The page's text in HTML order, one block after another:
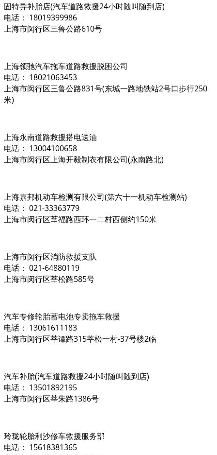
固特异补胎店(汽车道路救援24小时随叫随到店)
电话： 18019399986
上海市闵行区三鲁公路610号
上海领驰汽车拖车道路救援脱困公司
电话： 18021063453
上海市闵行区三鲁公路831号(东城一路地铁站2号口步行250
米)
上海永南道路救援搭电送油
电话： 13004100658
上海市闵行区上海开毅制衣有限公司(永南路北)
上海嘉邦机动车检测有限公司(第六十一机动车检测站)
电话： 021-33363779
上海市闵行区莘福路西环一二村西侧约150米
上海市闵行区消防救援支队
电话： 021-64880119
上海市闵行区莘松路585号
汽车专修轮胎蓄电池专卖拖车救援
电话： 13061611183
上海市闵行区莘谭路315莘松一村-37号楼2临
汽车补胎(汽车道路救援24小时随叫随到店)
电话： 13501892195
上海市闵行区莘朱路1386号
玲珑轮胎利沙修车救援服务部
电话： 15618381365